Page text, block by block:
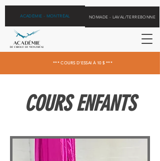
ACADÉMIE - MONTRÉAL NOMADE - LAVAL/TERREBONNE
*** COURS D'ESSAI À 10 $ ***
COURS ENFANTS